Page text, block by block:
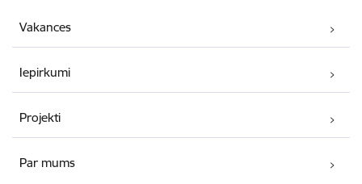
Vakances
Iepirkumi
Projekti
Par mums